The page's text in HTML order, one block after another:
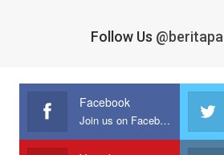
Follow Us
Facebook
Join us on Facebook